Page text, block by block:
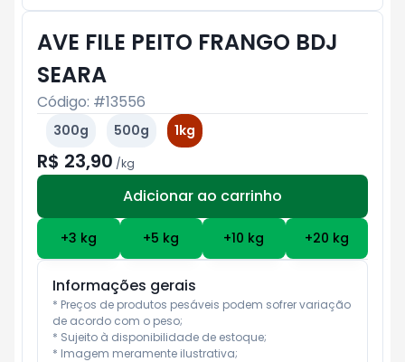
AVE FILE PEITO FRANGO BDJ
SEARA
Código: #13556
300g 500g 1kg
R$ 23,90 /kg
Adicionar ao carrinho
+3 kg +5 kg +10 kg +20 kg
Informações gerais
* Preços de produtos pesáveis podem sofrer variação
de acordo com o peso;
* Sujeito à disponibilidade de estoque;
* Imagem meramente ilustrativa;